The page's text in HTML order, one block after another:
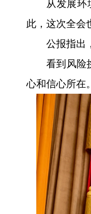
从发展环
此，这次全会
公报指出
看到风险
心和信心所在。